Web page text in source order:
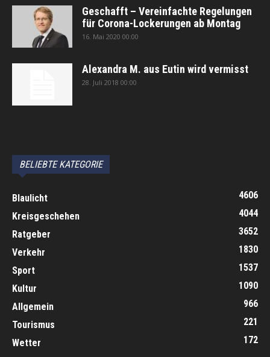
Geschafft – Vereinfachte Regelungen
für Corona-Lockerungen ab Montag
16. Mai 2020 00:00
Alexandra M. aus Eutin wird vermisst
28. Juli 2018 00:00
BELIEBTE KATEGORIE
Blaulicht
4606
Kreisgeschehen
4044
Ratgeber
3652
Verkehr
1830
Sport
1537
Kultur
1090
Allgemein
966
Tourismus
221
Wetter
172